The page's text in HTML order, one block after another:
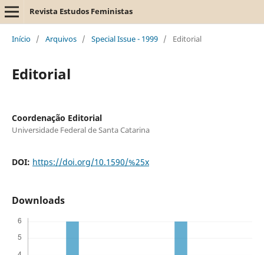
Revista Estudos Feministas
Início / Arquivos / Special Issue - 1999 / Editorial
Editorial
Coordenação Editorial
Universidade Federal de Santa Catarina
DOI: https://doi.org/10.1590/%25x
Downloads